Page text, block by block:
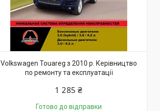
Volkswagen Touareg з 2010 р. Керівництво
по ремонту та експлуатації
1 285 ₴
Готово до відправки